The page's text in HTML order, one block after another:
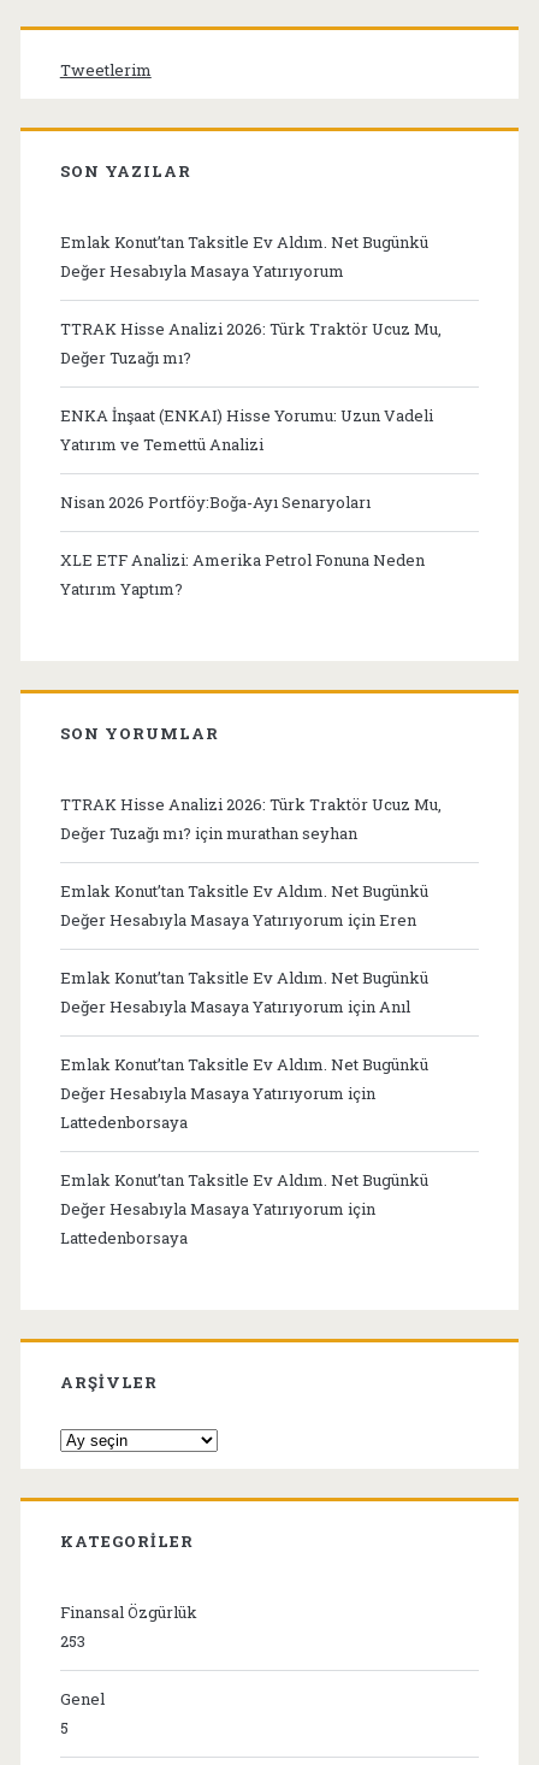
Tweetlerim
SON YAZILAR
Emlak Konut’tan Taksitle Ev Aldım. Net Bugünkü
Değer Hesabıyla Masaya Yatırıyorum
TTRAK Hisse Analizi 2026: Türk Traktör Ucuz Mu,
Değer Tuzağı mı?
ENKA İnşaat (ENKAI) Hisse Yorumu: Uzun Vadeli
Yatırım ve Temettü Analizi
Nisan 2026 Portföy:Boğa-Ayı Senaryoları
XLE ETF Analizi: Amerika Petrol Fonuna Neden
Yatırım Yaptım?
SON YORUMLAR
TTRAK Hisse Analizi 2026: Türk Traktör Ucuz Mu,
Değer Tuzağı mı? içinmurathan seyhan
Emlak Konut’tan Taksitle Ev Aldım. Net Bugünkü
Değer Hesabıyla Masaya Yatırıyorum içinEren
Emlak Konut’tan Taksitle Ev Aldım. Net Bugünkü
Değer Hesabıyla Masaya Yatırıyorum içinAnıl
Emlak Konut’tan Taksitle Ev Aldım. Net Bugünkü
Değer Hesabıyla Masaya Yatırıyorum için
Lattedenborsaya
Emlak Konut’tan Taksitle Ev Aldım. Net Bugünkü
Değer Hesabıyla Masaya Yatırıyorum için
Lattedenborsaya
ARŞIVLER
Arşivler
KATEGORILER
Finansal Özgürlük
253
Genel
5